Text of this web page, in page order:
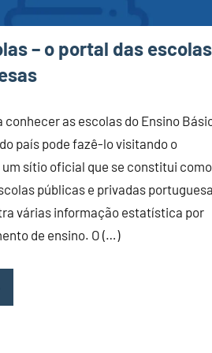
– o portal das escolas
conhecer as escolas do Ensino
país pode fazê-lo visitando o
sítio oficial que se constitui como
públicas e privadas
várias informação estatística por
de ensino. O (…)